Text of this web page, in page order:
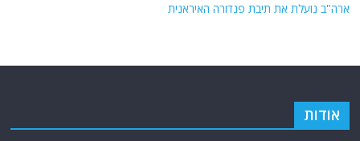
ארה"ב נועלת את תיבת פנדורה האיראנית
אודות